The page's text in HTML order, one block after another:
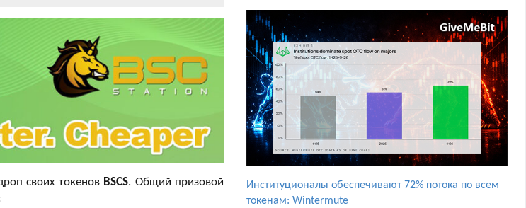
своих токенов BSCS. Общий призовой
Институционалы обеспечивают 72% потока по всем
токенам: Wintermute